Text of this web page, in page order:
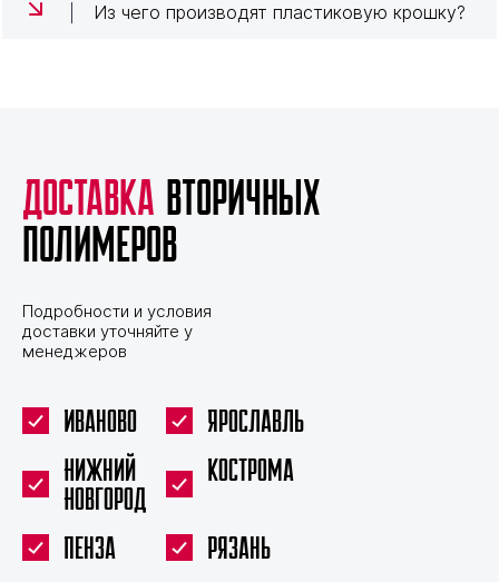
Из чего производят пластиковую крошку?
Доставка вторичных
полимеров
Подробности и условия
доставки уточняйте у
менеджеров
Иваново
Ярославль
Нижний
Новгород
Кострома
Пенза
Рязань